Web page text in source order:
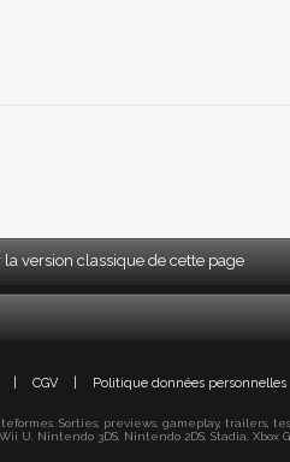
la version classique de cette page
CGV Politique données personnelles
Sorties, previews, gameplay, trailers, tests,
U, Nintendo 3DS, Nintendo 2DS, Stadia, Xbox